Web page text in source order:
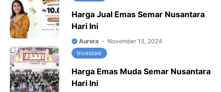
Harga Jual Emas Semar Nusantara
Hari Ini
Aurora
November 13, 2024
Investasi
Harga Emas Muda Semar Nusantara
Hari Ini